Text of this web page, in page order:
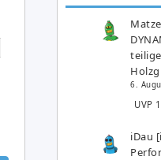
6.
UVP
iDau